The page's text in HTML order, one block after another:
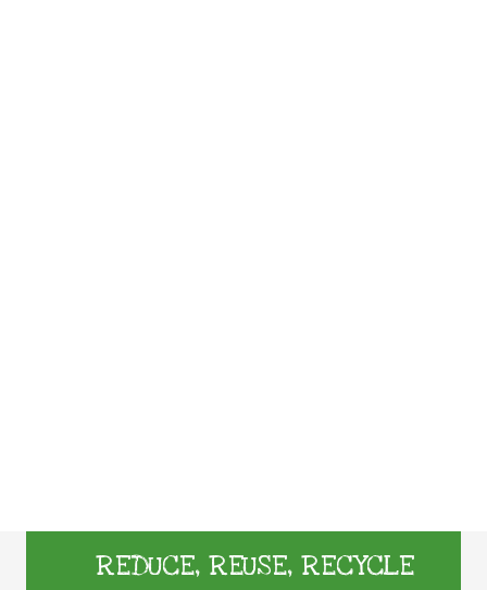
REDUCE, REUSE, RECYCLE